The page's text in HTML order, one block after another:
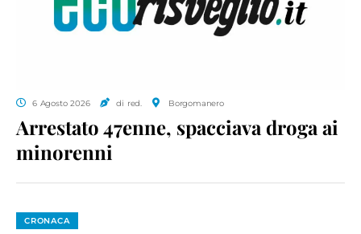
6 Agosto 2026 di red. Borgomanero
Arrestato 47enne, spacciava droga ai
minorenni
CRONACA